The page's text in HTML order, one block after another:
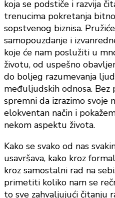
koja se podstiče i razvija
trenucima pokretanja
sopstvenog biznisa.
samopouzdanje i
koje će nam poslužiti u
životu, od uspešno
do boljeg razumevanja
međuljudskih odnosa.
spremni da izrazimo svoje
elokventan način i
nekom aspektu života.
Kako se svako od nas
usavršava, kako kroz
kroz samostalni rad na
primetiti koliko nam se
to sve zahvaljujući čitanju